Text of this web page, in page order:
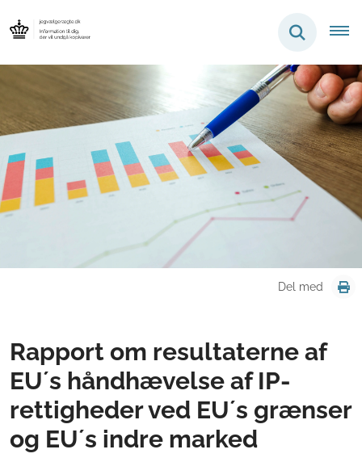
Del med
Rapport om resultaterne af
EU´s håndhævelse af IP-
rettigheder ved EU´s grænser
og EU´s indre marked